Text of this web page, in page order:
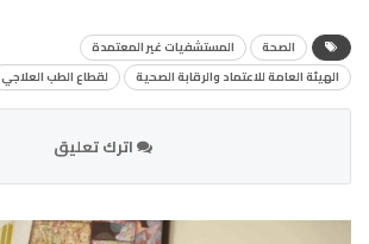
الصحة
المستشفيات غير المعتمدة
الهيئة العامة للاعتماد والرقابة الصحية
لقطاع الطب العلاجي
اترك تعليق